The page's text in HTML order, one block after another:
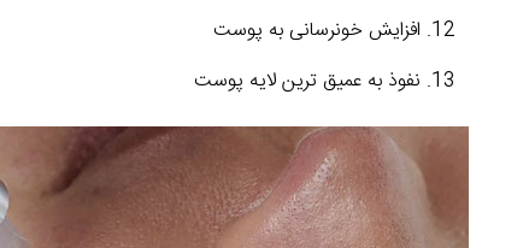
افزایش خونرسانی به پوست
نفوذ به عمیق ترین لایه پوست